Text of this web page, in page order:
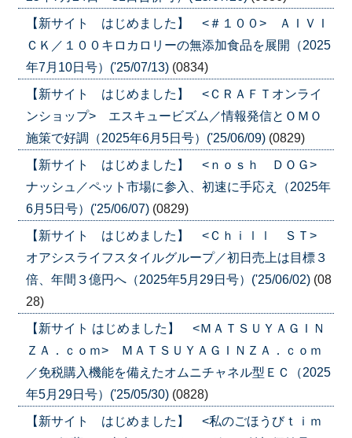
【新サイト はじめました】 <＃１００> ＡＩＶＩ
ＣＫ／１００キロカロリーの無添加食品を展開（2025
年7月10日号）('25/07/13) (0834)
【新サイト はじめました】 <ＣＲＡＦＴオンライ
ンショップ> エスキュービズム／情報発信とＯＭＯ
施策で好調（2025年6月5日号）('25/06/09) (0829)
【新サイト はじめました】 <ｎｏｓｈ ＤＯＧ>
ナッシュ／ペット市場に参入、初速に手応え（2025年
6月5日号）('25/06/07) (0829)
【新サイト はじめました】 <Ｃｈｉｌｌ ＳＴ>
オアシスライフスタイルグループ／初日売上は目標３
倍、年間３億円へ（2025年5月29日号）('25/06/02) (08
28)
【新サイト はじめました】 <ＭＡＴＳＵＹＡＧＩＮ
ＺＡ．ｃｏｍ> ＭＡＴＳＵＹＡＧＩＮＺＡ．ｃｏｍ
／免税購入機能を備えたオムニチャネル型ＥＣ（2025
年5月29日号）('25/05/30) (0828)
【新サイト はじめました】 <私のごほうびｔｉｍ